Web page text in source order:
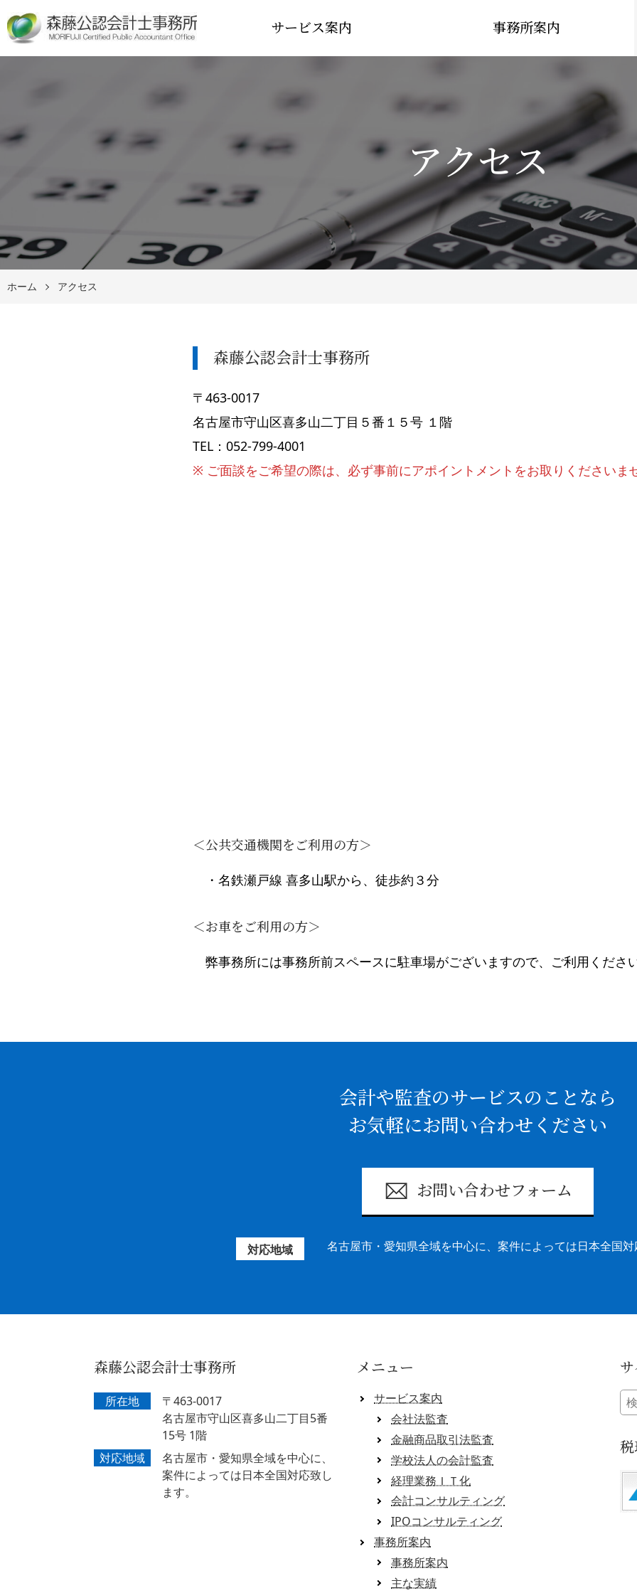
サービス案内 事務所案内
アクセス
ホーム アクセス
森藤公認会計士事務所
〒463-0017
名古屋市守山区喜多山二丁目５番１５号 １階
TEL：052-799-4001
※ ご面談をご希望の際は、必ず事前にアポイントメントをお取りくださいま
＜公共交通機関をご利用の方＞
・名鉄瀬戸線 喜多山駅から、徒歩約３分
＜お車をご利用の方＞
弊事務所には事務所前スペースに駐車場がございますので、ご利用くださ
会計や監査のサービスのことなら
お気軽にお問い合わせください
お問い合わせフォーム
対応地域 名古屋市・愛知県全域を中心に、案件によっては日本全国
森藤公認会計士事務所
所在地
〒463-0017
名古屋市守山区喜多山二丁目5番
15号 1階
対応地域
名古屋市・愛知県全域を中心に、
案件によっては日本全国対応致し
ます。
メニュー
サービス案内
会社法監査
金融商品取引法監査
学校法人の会計監査
経理業務ＩＴ化
会計コンサルティング
IPOコンサルティング
事務所案内
事務所案内
主な実績
検
索: